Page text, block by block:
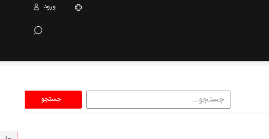
ورود
جستجو